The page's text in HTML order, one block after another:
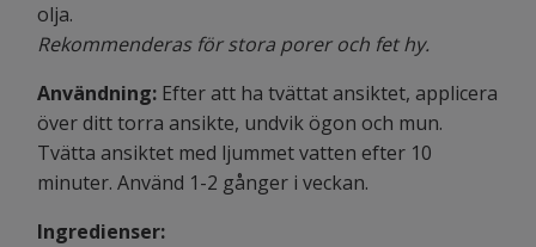
olja.
Rekommenderas för stora porer och fet hy.
Användning: Efter att ha tvättat ansiktet, applicera
över ditt torra ansikte, undvik ögon och mun.
Tvätta ansiktet med ljummet vatten efter 10
minuter. Använd 1-2 gånger i veckan.
Ingredienser: